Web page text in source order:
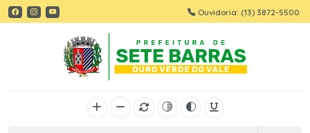
Ouvidoria: (13) 3872-5500